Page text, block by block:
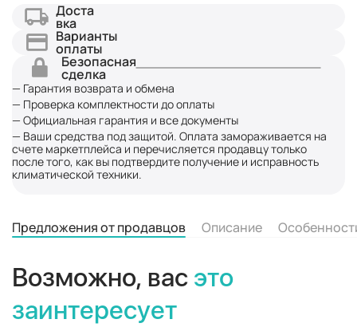
Доста
вка
Варианты
оплаты
Безопасная
сделка
— Гарантия возврата и обмена
— Проверка комплектности до оплаты
— Официальная гарантия и все документы
— Ваши средства под защитой. Оплата замораживается на
счете маркетплейса и перечисляется продавцу только
после того, как вы подтвердите получение и исправность
климатической техники.
Предложения от продавцов Описание
Возможно, вас это
заинтересует